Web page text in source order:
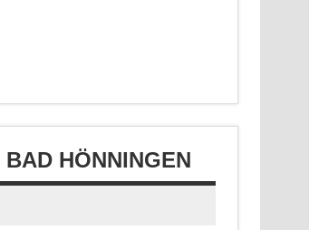
HÖNNINGEN